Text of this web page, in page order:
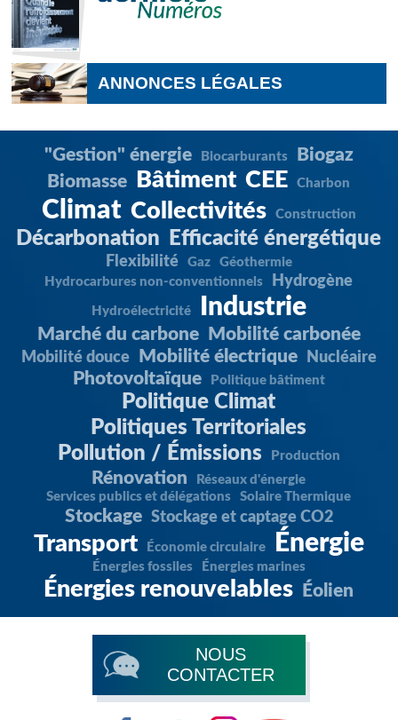
ANNONCES LÉGALES
"Gestion" énergie Biocarburants
Biogaz
Biomasse
Bâtiment CEE Charbon
Climat Collectivités Construction
Décarbonation Efficacité énergétique
Flexibilité Gaz
Géothermie
Hydrocarbures non-conventionnels
Hydrogène
Hydroélectricité Industrie
Marché du carbone Mobilité carbonée
Mobilité douce Mobilité électrique Nucléaire
Photovoltaïque Politique bâtiment
Politique Climat
Politiques Territoriales
Pollution / Émissions
Production
Rénovation
Réseaux d'énergie
Services publics et délégations
Solaire Thermique
Stockage Stockage et captage CO2
Transport Économie circulaire Énergie
Énergies fossiles Énergies marines
Énergies renouvelables Éolien
NOUS
CONTACTER